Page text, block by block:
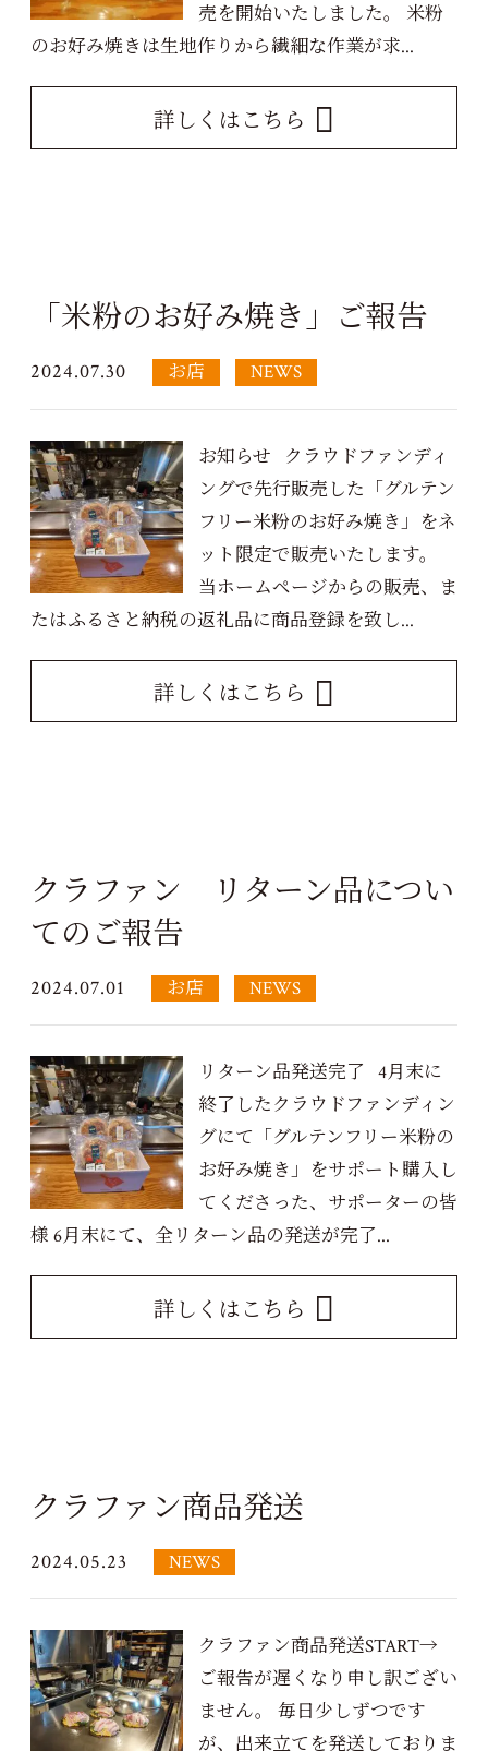
売を開始いたしました。 米粉
のお好み焼きは生地作りから繊細な作業が求...
詳しくはこちら
「米粉のお好み焼き」ご報告
2024.07.30 お店 NEWS
お知らせ クラウドファンディ
ングで先行販売した「グルテン
フリー米粉のお好み焼き」をネ
ット限定で販売いたします。
当ホームページからの販売、ま
たはふるさと納税の返礼品に商品登録を致し...
詳しくはこちら
クラファン リターン品につい
てのご報告
2024.07.01 お店 NEWS
リターン品発送完了 4月末に
終了したクラウドファンディン
グにて「グルテンフリー米粉の
お好み焼き」をサポート購入し
てくださった、サポーターの皆
様 6月末にて、全リターン品の発送が完了...
詳しくはこちら
クラファン商品発送
2024.05.23 NEWS
クラファン商品発送START→
ご報告が遅くなり申し訳ござい
ません。 毎日少しずつです
が、出来立てを発送しておりま